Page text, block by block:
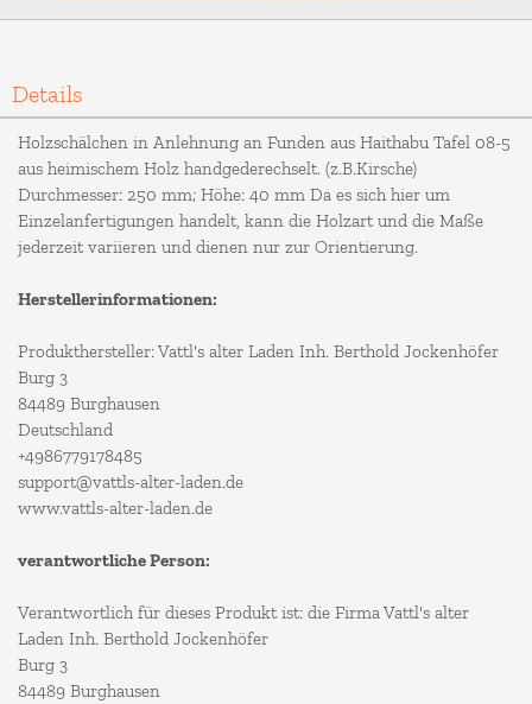
Details
Holzschälchen in Anlehnung an Funden aus Haithabu Tafel 08-5
aus heimischem Holz handgederechselt. (z.B.Kirsche)
Durchmesser: 250 mm; Höhe: 40 mm Da es sich hier um
Einzelanfertigungen handelt, kann die Holzart und die Maße
jederzeit variieren und dienen nur zur Orientierung.
Herstellerinformationen:
Produkthersteller: Vattl's alter Laden Inh. Berthold Jockenhöfer
Burg 3
84489 Burghausen
Deutschland
+4986779178485
support@vattls-alter-laden.de
www.vattls-alter-laden.de
verantwortliche Person:
Verantwortlich für dieses Produkt ist: die Firma Vattl's alter
Laden Inh. Berthold Jockenhöfer
Burg 3
84489 Burghausen